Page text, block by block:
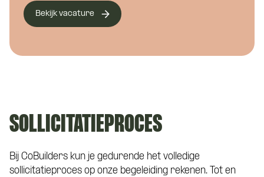
Bekijk vacature
SOLLICITATIEPROCES
Bij CoBuilders kun je gedurende het volledige
sollicitatieproces op onze begeleiding rekenen. Tot en
Naam*
Telefoonnummer *